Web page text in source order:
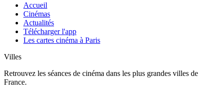
Accueil
Cinémas
Actualités
Télécharger l'app
Les cartes cinéma à Paris
Villes
Retrouvez les séances de cinéma dans les plus grandes villes de
France.